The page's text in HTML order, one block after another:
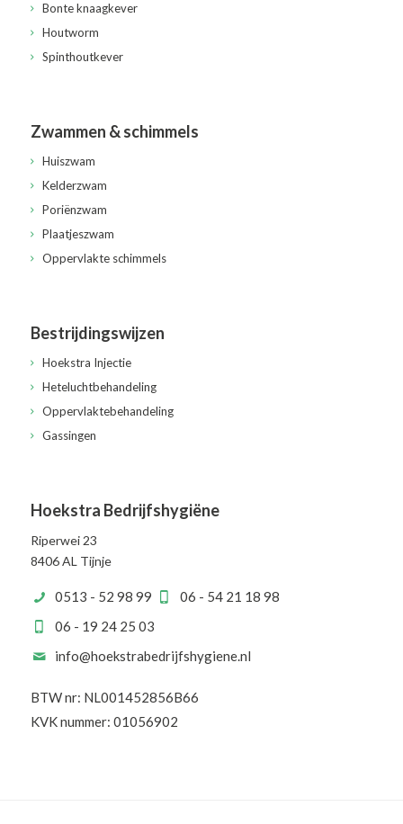
Bonte knaagkever
Houtworm
Spinthoutkever
Zwammen & schimmels
Huiszwam
Kelderzwam
Poriënzwam
Plaatjeszwam
Oppervlakte schimmels
Bestrijdingswijzen
Hoekstra Injectie
Heteluchtbehandeling
Oppervlaktebehandeling
Gassingen
Hoekstra Bedrijfshygiëne
Riperwei 23
8406 AL Tijnje
0513 - 52 98 99
06 - 54 21 18 98
06 - 19 24 25 03
info@hoekstrabedrijfshygiene.nl
BTW nr: NL001452856B66
KVK nummer: 01056902